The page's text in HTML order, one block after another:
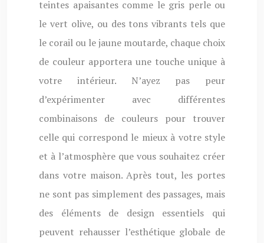
teintes apaisantes comme le gris perle ou
le vert olive, ou des tons vibrants tels que
le corail ou le jaune moutarde, chaque choix
de couleur apportera une touche unique à
votre intérieur. N’ayez pas peur
d’expérimenter avec différentes
combinaisons de couleurs pour trouver
celle qui correspond le mieux à votre style
et à l’atmosphère que vous souhaitez créer
dans votre maison. Après tout, les portes
ne sont pas simplement des passages, mais
des éléments de design essentiels qui
peuvent rehausser l’esthétique globale de